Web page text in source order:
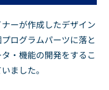
ーが作成したデザイン
ログラムパーツに落と
・機能の開発をするこ
ました。